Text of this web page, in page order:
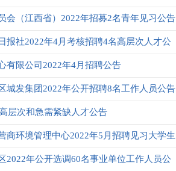
会（江西省）2022年招募2名青年见习公告
报社2022年4月考核招聘4名高层次人才公
有限公司2022年4月招聘公告
城发集团2022年公开招聘8名工作人员公告
层次和急需紧缺人才公告
商环境管理中心2022年5月招聘见习大学生
2022年公开选调60名事业单位工作人员公